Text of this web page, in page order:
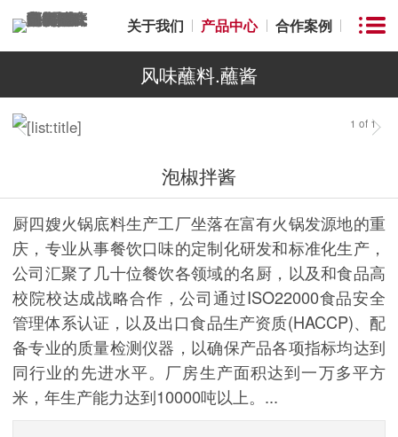
关于我们 产品中心 合作案例
风味蘸料.蘸酱
1 of 1
泡椒拌酱
厨四嫂火锅底料生产工厂坐落在富有火锅发源地的重
庆，专业从事餐饮口味的定制化研发和标准化生产，
公司汇聚了几十位餐饮各领域的名厨，以及和食品高
校院校达成战略合作，公司通过ISO22000食品安全
管理体系认证，以及出口食品生产资质(HACCP)、配
备专业的质量检测仪器，以确保产品各项指标均达到
同行业的先进水平。厂房生产面积达到一万多平方
米，年生产能力达到10000吨以上。...